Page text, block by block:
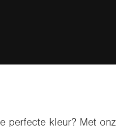
perfecte kleur? Met